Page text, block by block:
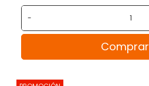
-
Comprar